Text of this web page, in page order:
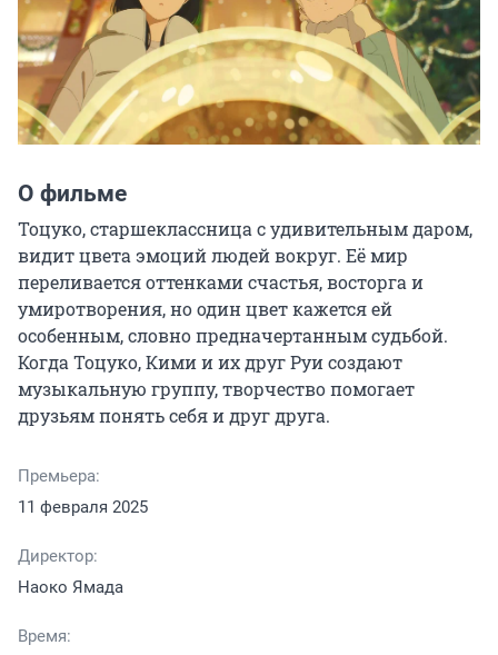
О фильме
Тоцуко, старшеклассница с удивительным даром,
видит цвета эмоций людей вокруг. Её мир
переливается оттенками счастья, восторга и
умиротворения, но один цвет кажется ей
особенным, словно предначертанным судьбой.
Когда Тоцуко, Кими и их друг Руи создают
музыкальную группу, творчество помогает
друзьям понять себя и друг друга.
Премьера:
11 февраля 2025
Директор:
Наоко Ямада
Время: